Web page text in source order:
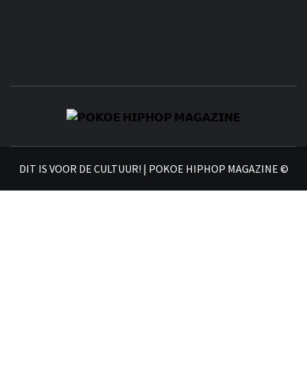
DIT IS VOOR DE CULTUUR! | POKOE HIPHOP MAGAZINE ©